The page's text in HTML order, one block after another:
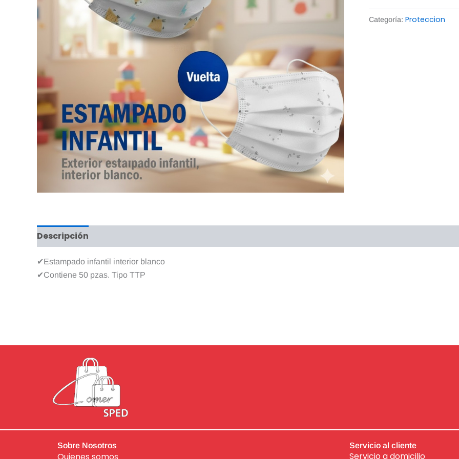
Categoría: Proteccion
Descripción
✔Estampado infantil interior blanco
✔Contiene 50 pzas. Tipo TTP
Sobre Nosotros Servicio al cliente
Servicio a domicilio